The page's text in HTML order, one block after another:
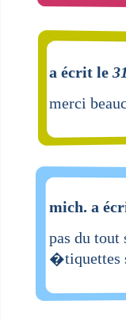
a écrit le
merci
mich. a
pas du
�tiquettes